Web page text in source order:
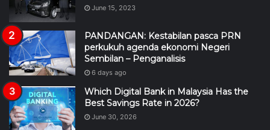
June 15, 2023
PANDANGAN: Kestabilan pasca PRN
perkukuh agenda ekonomi Negeri
Sembilan – Penganalisis
6 days ago
Which Digital Bank in Malaysia Has the
Best Savings Rate in 2026?
June 30, 2026